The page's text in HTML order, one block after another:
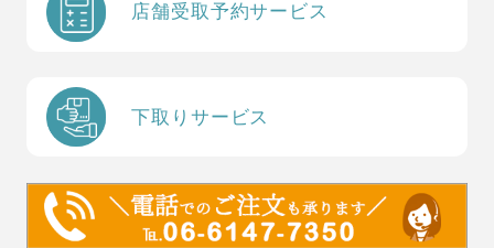
店舗受取予約サービス
下取りサービス